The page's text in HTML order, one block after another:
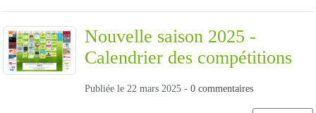
Nouvelle saison 2025 -
Calendrier des compétitions
Publiée le 22 mars 2025 - 0 commentaires